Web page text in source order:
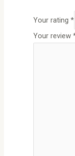
Your rating*
Your review